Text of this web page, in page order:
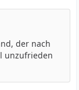
der nach
unzufrieden